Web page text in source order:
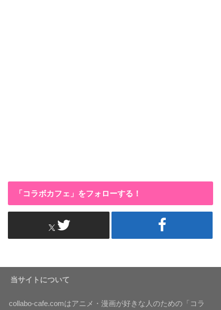
「コラボカフェ」をフォローする！
当サイトについて
collabo-cafe.comはアニメ・漫画が好きな人のための「コラ